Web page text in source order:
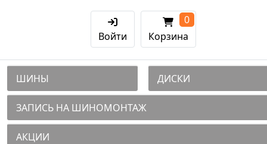
Войти Корзина
0
ШИНЫ ДИСКИ
ЗАПИСЬ НА ШИНОМОНТАЖ
АКЦИИ